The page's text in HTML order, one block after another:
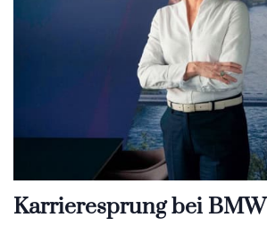
Karrieresprung bei BMW